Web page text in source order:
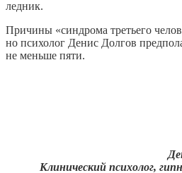
ледник.
Причины «синдрома третьего
но психолог Денис Долгов
не меньше пяти.
Клинический психолог,